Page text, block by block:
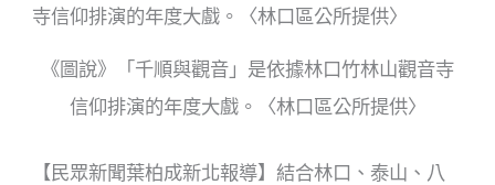
o
o
k
《圖說》「千順與觀音」是依據林口竹林山觀音寺
信仰排演的年度大戲。〈林口區公所提供〉
【民眾新聞葉柏成新北報導】結合林口、泰山、八